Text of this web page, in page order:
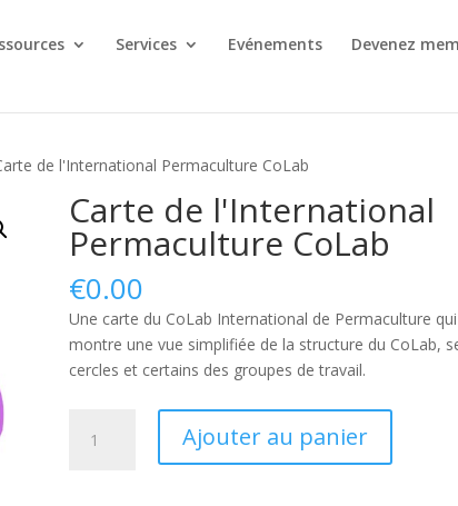
Services Evénements Devenez
de l'International Permaculture CoLab
Carte de l'International
Permaculture CoLab
€0.00
Une carte du CoLab International de Permaculture qui
montre une vue simplifiée de la structure du CoLab,
cercles et certains des groupes de travail.
International
Ajouter au panier